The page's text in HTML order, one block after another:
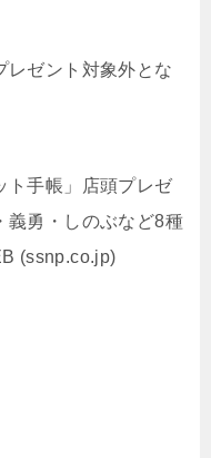
レゼント対象外とな
ト手帳」店頭プレゼ
義勇・しのぶなど8種
(ssnp.co.jp)